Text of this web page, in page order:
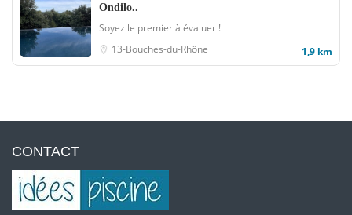
Ondilo..
Soyez le premier à évaluer !
13-Bouches-du-Rhône
1,9 km
CONTACT